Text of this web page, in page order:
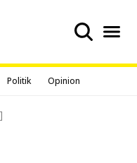
Politik Opinion